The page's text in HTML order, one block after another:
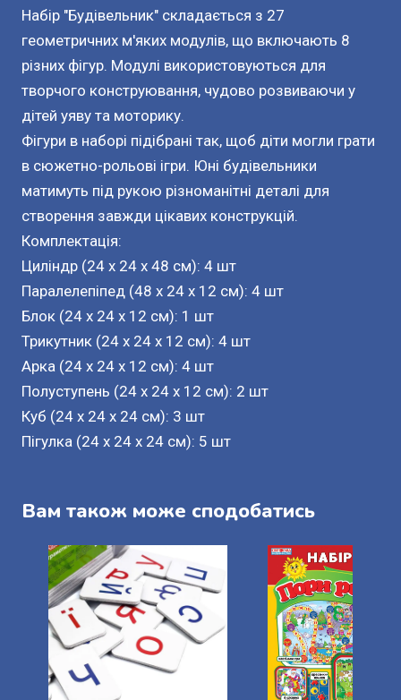
Набір "Будівельник" складається з 27
геометричних м'яких модулів, що включають 8
різних фігур. Модулі використовуються для
творчого конструювання, чудово розвиваючи у
дітей уяву та моторику.
Фігури в наборі підібрані так, щоб діти могли грати
в сюжетно-рольові ігри. Юні будівельники
матимуть під рукою різноманітні деталі для
створення завжди цікавих конструкцій.
Комплектація:
Циліндр (24 x 24 x 48 см): 4 шт
Паралелепіпед (48 x 24 x 12 см): 4 шт
Блок (24 x 24 x 12 см): 1 шт
Трикутник (24 x 24 x 12 см): 4 шт
Арка (24 x 24 x 12 см): 4 шт
Полуступень (24 x 24 x 12 см): 2 шт
Куб (24 x 24 x 24 см): 3 шт
Пігулка (24 x 24 x 24 см): 5 шт
Вам також може сподобатись